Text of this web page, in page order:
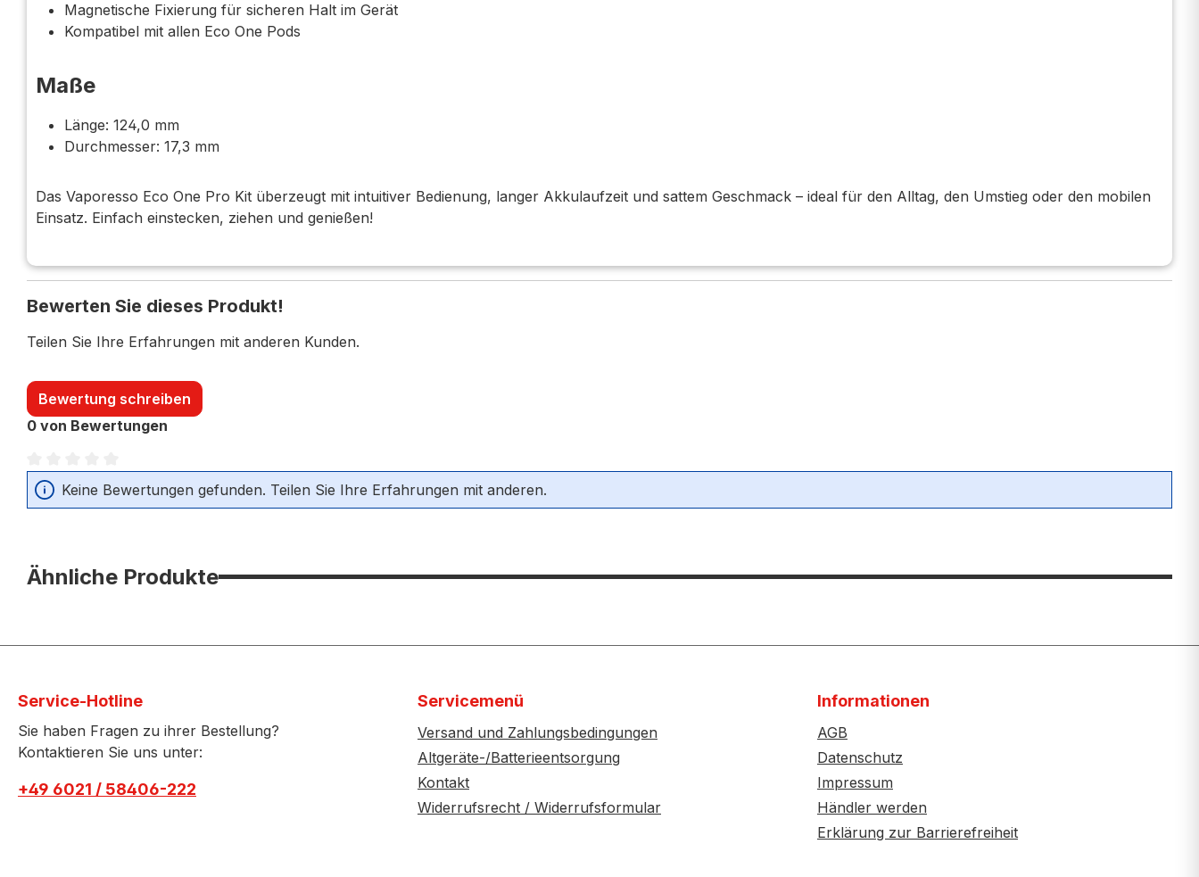
Magnetische Fixierung für sicheren Halt im Gerät
Kompatibel mit allen Eco One Pods
Maße
Länge: 124,0 mm
Durchmesser: 17,3 mm
Das Vaporesso Eco One Pro Kit überzeugt mit intuitiver Bedienung, langer Akkulaufzeit und sattem Geschmack – ideal für den Alltag, den Umstieg oder den mobilen
Einsatz. Einfach einstecken, ziehen und genießen!
Bewerten Sie dieses Produkt!
Teilen Sie Ihre Erfahrungen mit anderen Kunden.
Bewertung schreiben
0 von Bewertungen
Durchschnittliche Bewertung von 0 von 5 Sternen
Keine Bewertungen gefunden. Teilen Sie Ihre Erfahrungen mit anderen.
Ähnliche Produkte
Service-Hotline
Sie haben Fragen zu ihrer Bestellung?
Kontaktieren Sie uns unter:
+49 6021 / 58406-222
Servicemenü
Versand und Zahlungsbedingungen
Altgeräte-/Batterieentsorgung
Kontakt
Widerrufsrecht / Widerrufsformular
Informationen
AGB
Datenschutz
Impressum
Händler werden
Erklärung zur Barrierefreiheit